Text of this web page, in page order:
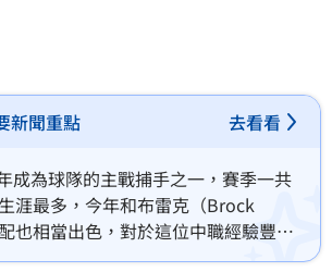
新聞重點 去看看
成為球隊的主戰捕手之一，賽季一共
涯最多，今年和布雷克（Brock
也相當出色，對於這位中職經驗豐富
的評價是「狀況好每個球種都是武器